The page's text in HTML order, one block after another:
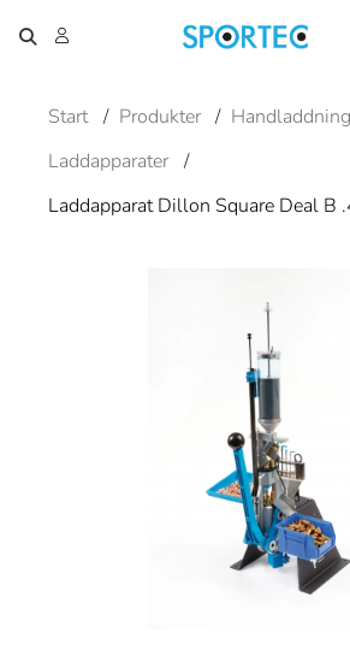
Start / Produkter / Handladdning
Laddapparater /
Laddapparat Dillon Square Deal B